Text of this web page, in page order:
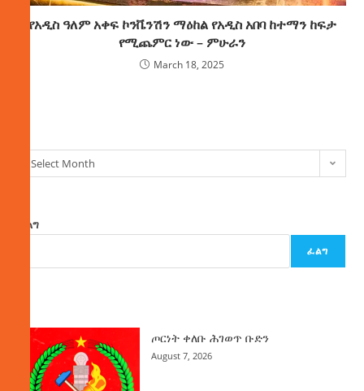
የአዲስ ዓለም አቀፍ ኮንቬንሽን ማዕከል የአዲስ አበባ ከተማን ከፍታ
የሚጨምር ነው – ምሁራን
March 18, 2025
Select Month
ፈልግ
ፈልግ
ጦርነት ቀለቡ ሕገወጥ ቡድን
August 7, 2026